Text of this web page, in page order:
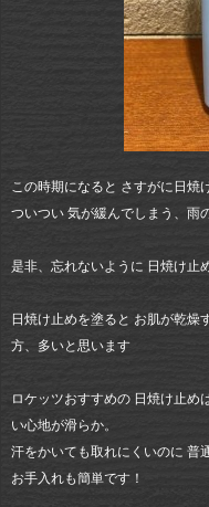
この時期になると さすがに日焼
ついつい 気が緩んでしまう、雨
是非、忘れないように 日焼け止
日焼け止めを塗ると お肌が乾燥
方、多いと思います
ロケッツおすすめの 日焼け止め
い心地が滑らか。
汗をかいても取れにくいのに 普
お手入れも簡単です！